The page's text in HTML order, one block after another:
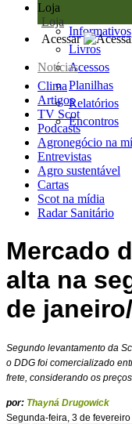
Loja
Loja
Informativos
Livros
Acessos
Planilhas
Relatórios
Encontros
Acessar
Notícias
Clima
Artigos
TV Scot
Podcasts
Agronegócio na
Entrevistas
Agro sustentável
Cartas
Scot na mídia
Radar Sanitário
Mercado
alta na
de
Segundo levantamento da
o DDG foi comercializado
frete, considerando os
por: Thayná Drugowick
Segunda-feira, 3 de